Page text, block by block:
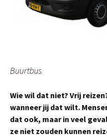
Buurtbus
Wie wil dat niet? Vrij
wanneer jij dat wilt.
dat ook, maar in veel
ze niet zouden kunnen